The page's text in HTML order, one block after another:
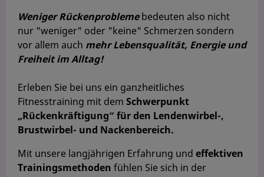
Weniger Rückenproblemebedeuten also nicht
nur "weniger" oder "keine" Schmerzen sondern
vor allem auch mehr Lebensqualität, Energie und
Freiheit im Alltag!
Erleben Sie bei uns ein ganzheitliches
Fitnesstraining mit dem Schwerpunkt
„Rückenkräftigung“ für den Lendenwirbel-,
Brustwirbel- und Nackenbereich.
Mit unsere langjährigen Erfahrung und effektiven
Trainingsmethoden fühlen Sie sich in der